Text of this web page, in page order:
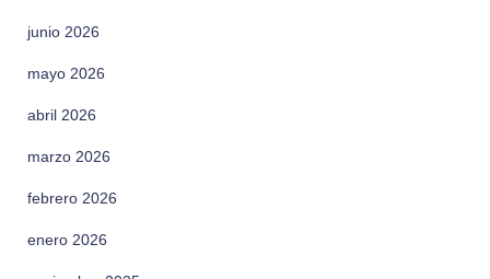
junio 2026
mayo 2026
abril 2026
marzo 2026
febrero 2026
enero 2026